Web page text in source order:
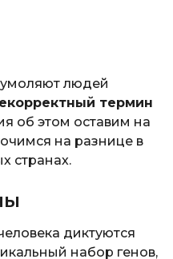
людей
термин
об этом оставим на
на разнице в
странах.
диктуются
набор генов,